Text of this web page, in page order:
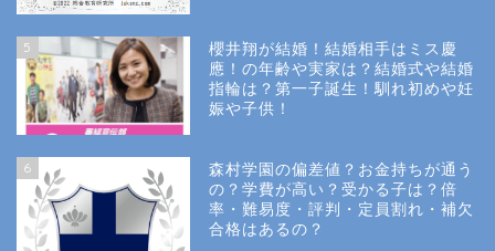
5
櫻井翔が結婚！結婚相手はミス慶
應！の年齢や実家は？結婚式や結婚
指輪は？第一子誕生！馴れ初めや妊
娠や子供！
6
森村学園の偏差値？お金持ちが通う
の？学費が高い？受かる子は？倍
率・難易度・評判・定員割れ・補欠
合格はあるの？